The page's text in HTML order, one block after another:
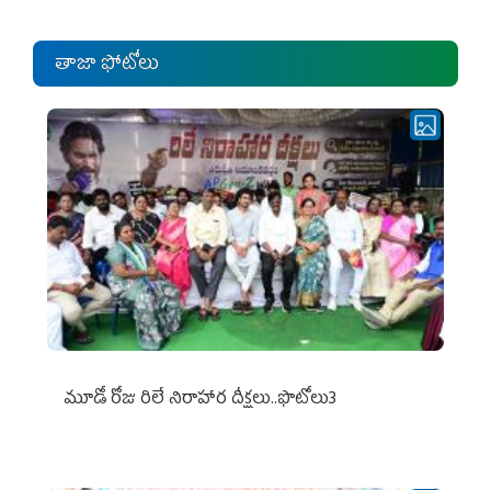
తాజా ఫోటోలు
మూడో రోజు రిలే నిరాహార దీక్షలు..ఫొటోలు3